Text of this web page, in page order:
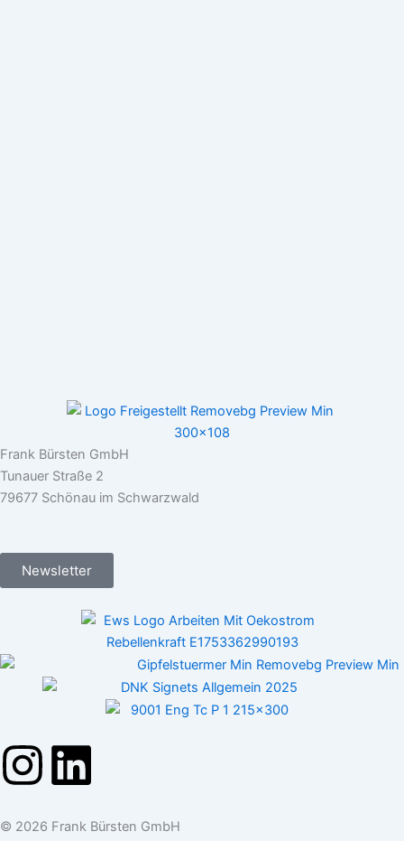
Frank Bürsten GmbH
Tunauer Straße 2
79677 Schönau im Schwarzwald
Newsletter
I
n
L
i
© 2026 Frank Bürsten GmbH